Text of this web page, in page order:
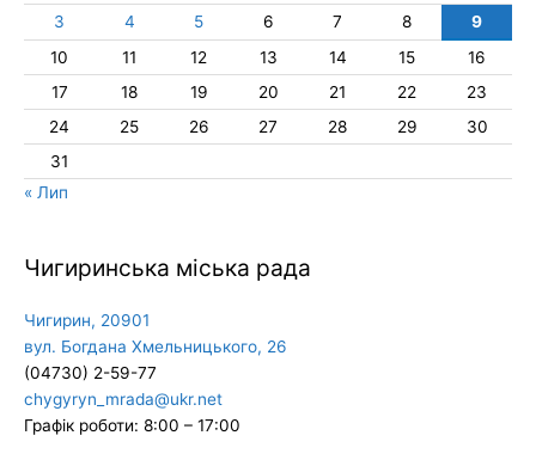
3
4 5 6 7 8
9
10
11 12 13 14 15
16
17
18 19 20 21 22
23
24
25 26 27 28 29
30
31
« Лип
Чигиринська міська рада
Чигирин, 20901
вул. Богдана Хмельницького, 26
(04730) 2-59-77
chygyryn_mrada@ukr.net
Графік роботи: 8:00 – 17:00